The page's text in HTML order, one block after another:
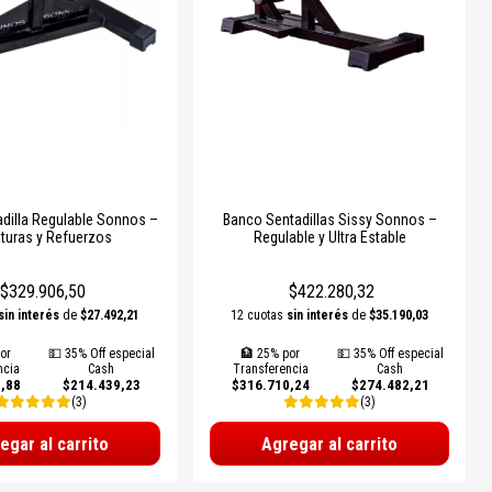
Regulable Sonnos –
y Refuerzos
$329.906,50
interés de$27.492,21
💵 35% Off especial
Cash
$214.439,23
(3)
al carrito
Banco Sentadillas Sissy Sonnos –
Regulable y Ultra Estable
$422.280,32
12 cuotas sin interés de$35.190,03
🏦 25% por
Transferencia
$316.710,24
💵 35% Off especial
Cash
$274.482,21
(3)
Agregar al carrito